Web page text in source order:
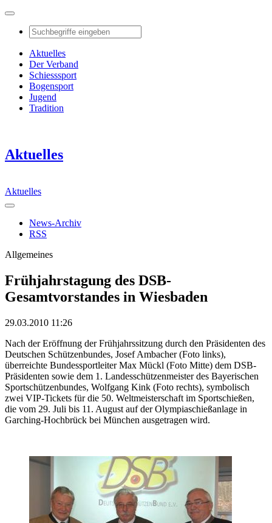
Aktuelles
Der Verband
Schiesssport
Bogensport
Jugend
Tradition
Aktuelles
Aktuelles
News-Archiv
RSS
Allgemeines
Frühjahrstagung des DSB-
Gesamtvorstandes in Wiesbaden
29.03.2010 11:26
Nach der Eröffnung der Frühjahrssitzung durch den Präsidenten des
Deutschen Schützenbundes, Josef Ambacher (Foto links),
überreichte Bundessportleiter Max Mückl (Foto Mitte) dem DSB-
Präsidenten sowie dem 1. Landesschützenmeister des Bayerischen
Sportschützenbundes, Wolfgang Kink (Foto rechts), symbolisch
zwei VIP-Tickets für die 50. Weltmeisterschaft im Sportschießen,
die vom 29. Juli bis 11. August auf der Olympiaschießanlage in
Garching-Hochbrück bei München ausgetragen wird.